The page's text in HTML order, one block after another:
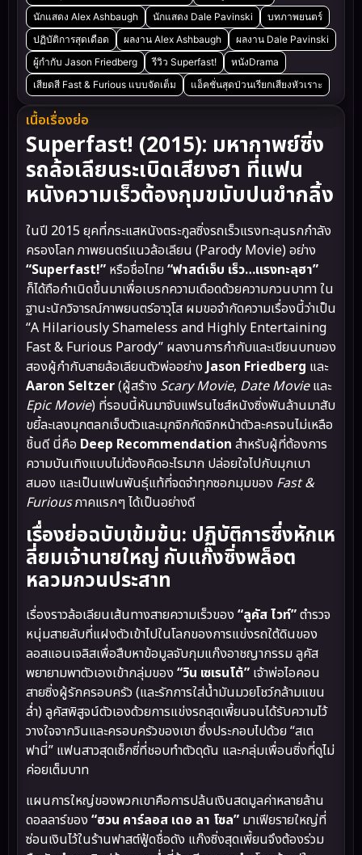
นักแสดง Alex Ashbaugh
นักแสดง Dale Pavinski
บทภาพยนตร์
ปฏิบัติการสุดเดือด
ผลงาน Alex Ashbaugh
ผลงาน Dale Pavinski
ผู้กำกับ Jason Friedberg
รีวิว Superfast!
หนังDrama
เสียดสี Fast & Furious แบบจัดเต็ม
แอ็คชั่นสุดป่วนเรียกเสียงหัวเราะ
เนื้อเรื่องย่อ
Superfast! (2015): มหากาพย์ซิ่ง
รถล้อเลียนระเบิดเสียงฮา ที่แฟน
หนังความเร็วต้องกุมขมับปนขำกลิ้ง
ในปี 2015 ยุคที่กระแสหนังตระกูลซิ่งรถเร็วแรงทะลุนรกกำลัง
ครองโลก ภาพยนตร์แนวล้อเลียน (Parody Movie) อย่าง
“Superfast!” หรือชื่อไทย“ฟาสต์เจ็บ เร็ว…แรงทะลุฮา”
ก็ได้ถือกำเนิดขึ้นมาเพื่อเบรกความเดือดด้วยความกวนบาทา ใน
ฐานะนักวิจารณ์ภาพยนตร์อาวุโส ผมขอจำกัดความเรื่องนี้ว่าเป็น
“A Hilariously Shameless and Highly Entertaining
Fast & Furious Parody” ผลงานการกำกับและเขียนบทของ
สองผู้กำกับสายล้อเลียนตัวพ่ออย่างJason Friedberg และ
Aaron Seltzer(ผู้สร้าง Scary Movie, Date Movieและ
Epic Movie) ที่รอบนี้หันมาจับแฟรนไชส์หนังซิ่งพันล้านมาสับ
ขยี้ละเลงมุกตลกเจ็บตัวและมุกจิกกัดจิกหน้าตัวละครจนไม่เหลือ
ชิ้นดี นี่คือ Deep Recommendation สำหรับผู้ที่ต้องการ
ความบันเทิงแบบไม่ต้องคิดอะไรมาก ปล่อยใจไปกับมุกเบา
สมอง และเป็นแฟนพันธุ์แท้ที่จดจำทุกซอกมุมของ Fast &
Furiousภาคแรกๆ ได้เป็นอย่างดี
เรื่องย่อฉบับเข้มข้น: ปฏิบัติการซิ่งหักเห
ลี่ยมเจ้านายใหญ่ กับแก๊งซิ่งพล็อต
หลวมกวนประสาท
เรื่องราวล้อเลียนเส้นทางสายความเร็วของ “ลูคัส ไวท์”ตำรวจ
หนุ่มสายลับที่แฝงตัวเข้าไปในโลกของการแข่งรถใต้ดินของ
ลอสแอนเจลิสเพื่อสืบหาข้อมูลจับกุมแก๊งอาชญากรรม ลูคัส
พยายามพาตัวเองเข้ากลุ่มของ “วิน เซเรนโต้” เจ้าพ่อไอคอน
สายซิ่งผู้รักครอบครัว (และรักการใส่น้ำมันมวยโชว์กล้ามแขน
ล่ำ) ลูคัสพิสูจน์ตัวเองด้วยการแข่งรถสุดเพี้ยนจนได้รับความไว้
วางใจจากวินและครอบครัวของเขา ซึ่งประกอบไปด้วย “สเต
ฟานี่” แฟนสาวสุดเซ็กซี่ที่ชอบทำตัวดุดัน และกลุ่มเพื่อนซิ่งที่ดูไม่
ค่อยเต็มบาท
แผนการใหญ่ของพวกเขาคือการปล้นเงินสดมูลค่าหลายล้าน
ดอลลาร์ของ “ฮวน คาร์ลอส เดอ ลา โซล” มาเฟียรายใหญ่ที่
ซ่อนเงินไว้ในร้านฟาสต์ฟู้ดชื่อดัง แก๊งซิ่งสุดเพี้ยนจึงต้องร่วม